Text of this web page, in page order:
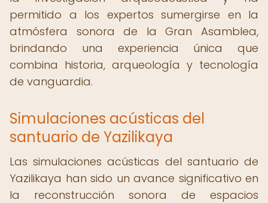
permitido a los expertos sumergirse en la
atmósfera sonora de la Gran Asamblea,
brindando una experiencia única que
combina historia, arqueología y tecnología
de vanguardia.
Simulaciones acústicas del
santuario de Yazilikaya
Las simulaciones acústicas del santuario de
Yazilikaya han sido un avance significativo en
la reconstrucción sonora de espacios